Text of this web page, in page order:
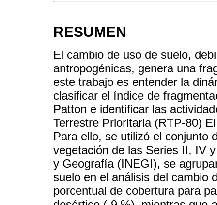
RESUMEN
El cambio de uso de suelo,
antropogénicas, genera una
este trabajo es entender la
clasificar el índice de
Patton e identificar las
Terrestre Prioritaria (RTP-80)
Para ello, se utilizó el conjunto
vegetación de las Series II, IV
y Geografía (INEGI), se
suelo en el análisis del cambio
porcentual de cobertura para